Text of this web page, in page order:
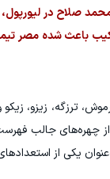
محمد صلاح در
باعث شده مصر
ترزگه، زیزو،
مهاجم ۱۸ ساله بارسلونا،